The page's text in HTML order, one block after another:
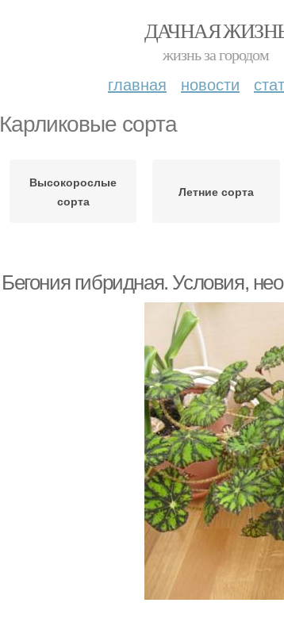
ДАЧНАЯ
жизнь за городом
главная новости
Карликовые сорта
Высокорослые
сорта
Летние сорта
Бегония гибридная. Условия,